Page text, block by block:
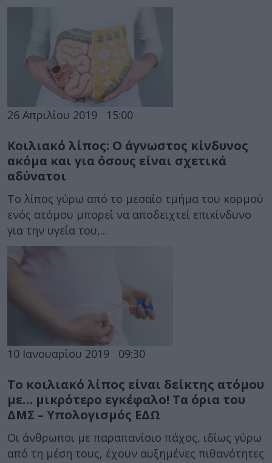
26 Απριλίου 2019 15:00
Κοιλιακό λίπος: Ο άγνωστος κίνδυνος
ακόμα και για όσους είναι σχετικά
αδύνατοι
Το λίπος γύρω από το μεσαίο τμήμα του κορμού
ενός ατόμου μπορεί να αποδειχτεί επικίνδυνο
για την υγεία του,...
10 Ιανουαρίου 2019 09:30
Το κοιλιακό λίπος είναι δείκτης ατόμου
με… μικρότερο εγκέφαλο! Τα όρια του
ΔΜΣ – Υπολογισμός ΕΔΩ
Οι άνθρωποι με παραπανίσιο πάχος, ιδίως γύρω
από τη μέση τους, έχουν αυξημένες πιθανότητες